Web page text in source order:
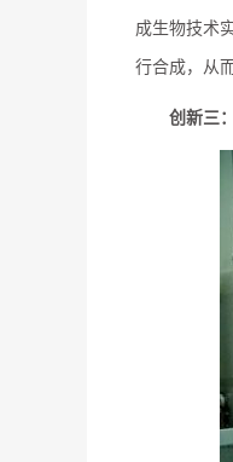
成生物技术
行合成，从
创新三